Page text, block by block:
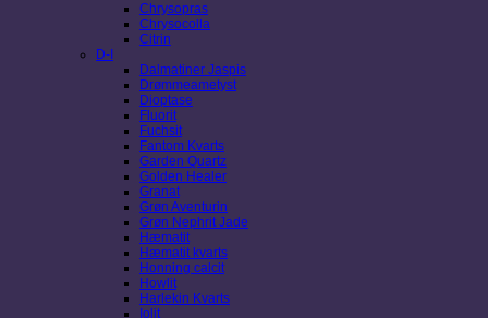
Chrysopras
Chrysocolla
Citrin
D-I
Dalmatiner Jaspis
Drømmeametyst
Dioptase
Fluorit
Fuchsit
Fantom Kvarts
Garden Quartz
Golden Healer
Granat
Grøn Aventurin
Grøn Nephrit Jade
Hæmatit
Hæmatit kvarts
Honning calcit
Howlit
Harlekin Kvarts
Iolit